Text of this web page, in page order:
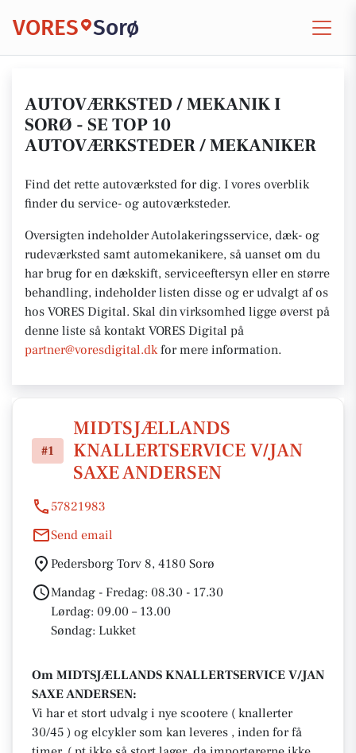
VORES Sorø
AUTOVÆRKSTED / MEKANIK I
SORØ - SE TOP 10
AUTOVÆRKSTEDER / MEKANIKER
Find det rette autoværksted for dig. I vores overblik
finder du service- og autoværksteder.
Oversigten indeholder Autolakeringsservice, dæk- og
rudeværksted samt automekanikere, så uanset om du
har brug for en dækskift, serviceeftersyn eller en større
behandling, indeholder listen disse og er udvalgt af os
hos VORES Digital. Skal din virksomhed ligge øverst på
denne liste så kontakt VORES Digital på
partner@voresdigital.dk for mere information.
#1
MIDTSJÆLLANDS
KNALLERTSERVICE V/JAN
SAXE ANDERSEN
57821983
Send email
Pedersborg Torv 8, 4180 Sorø
Mandag - Fredag: 08.30 - 17.30
Lørdag: 09.00 – 13.00
Søndag: Lukket
Om MIDTSJÆLLANDS KNALLERTSERVICE V/JAN
SAXE ANDERSEN:
Vi har et stort udvalg i nye scootere ( knallerter
30/45 ) og elcykler som kan leveres , inden for få